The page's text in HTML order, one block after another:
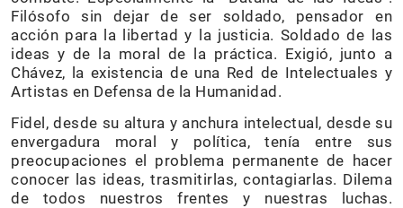
Filósofo sin dejar de ser soldado, pensador en
acción para la libertad y la justicia. Soldado de las
ideas y de la moral de la práctica. Exigió, junto a
Chávez, la existencia de una Red de Intelectuales y
Artistas en Defensa de la Humanidad.
Fidel, desde su altura y anchura intelectual, desde su
envergadura moral y política, tenía entre sus
preocupaciones el problema permanente de hacer
conocer las ideas, trasmitirlas, contagiarlas. Dilema
de todos nuestros frentes y nuestras luchas.